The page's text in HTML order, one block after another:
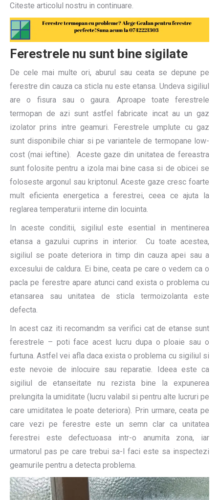
Citeste articolul nostru in continuare.
Ferestrele nu sunt bine sigilate
De cele mai multe ori, aburul sau ceata se depune pe
ferestre din cauza ca sticla nu este etansa. Undeva sigiliul
are o fisura sau o gaura. Aproape toate ferestrele
termopan de azi sunt astfel fabricate incat au un gaz
izolator prins intre geamuri. Ferestrele umplute cu gaz
sunt disponibile chiar si pe variantele de termopane low-
cost (mai ieftine). Aceste gaze din unitatea de fereastra
sunt folosite pentru a izola mai bine casa si de obicei se
foloseste argonul sau kriptonul. Aceste gaze cresc foarte
mult eficienta energetica a ferestrei, ceea ce ajuta la
reglarea temperaturii interne din locuinta.
In aceste conditii, sigiliul este esential in mentinerea
etansa a gazului cuprins in interior. Cu toate acestea,
sigiliul se poate deteriora in timp din cauza apei sau a
excesului de caldura. Ei bine, ceata pe care o vedem ca o
pacla pe ferestre apare atunci cand exista o problema cu
etansarea sau unitatea de sticla termoizolanta este
defecta.
In acest caz iti recomandm sa verifici cat de etanse sunt
ferestrele – poti face acest lucru dupa o ploaie sau o
furtuna. Astfel vei afla daca exista o problema cu sigiliul si
este nevoie de inlocuire sau reparatie. Ideea este ca
sigiliul de etanseitate nu rezista bine la expunerea
prelungita la umiditate (lucru valabil si pentru alte lucruri pe
care umiditatea le poate deteriora). Prin urmare, ceata pe
care vezi pe ferestre este un semn clar ca unitatea
ferestrei este defectuoasa intr-o anumita zona, iar
urmatorul pas pe care trebui sa-l faci este sa inspectezi
geamurile pentru a detecta problema.